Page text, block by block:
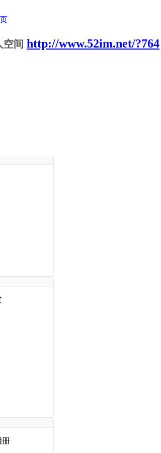
间 http://www.52im.net/?764
册